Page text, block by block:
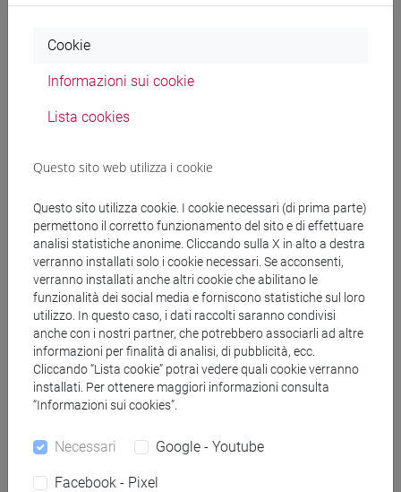
Docenti e corsi di laurea
Programma
COSTANTINI Vera - 30h Lezione
Materiali didattici
Materiali su Moodle
Corsi di studio e percorsi
E DELL'AFRICA MEDITERRANEA - Laurea
Cookie
Informazioni sui cookie
Lista cookies
Questo sito web utilizza i cookie
Questo sito utilizza cookie. I cookie necessari (di prima parte)
permettono il corretto funzionamento del sito e di effettuare
analisi statistiche anonime. Cliccando sulla X in alto a destra
verranno installati solo i cookie necessari. Se acconsenti,
verranno installati anche altri cookie che abilitano le
funzionalità dei social media e forniscono statistiche sul loro
utilizzo. In questo caso, i dati raccolti saranno condivisi
anche con i nostri partner, che potrebbero associarli ad altre
informazioni per finalità di analisi, di pubblicità, ecc.
Cliccando “Lista cookie” potrai vedere quali cookie verranno
installati. Per ottenere maggiori informazioni consulta
“Informazioni sui cookies”.
Necessari Google - Youtube
Facebook - Pixel